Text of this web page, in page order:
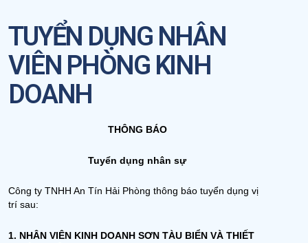
TUYỂN DỤNG NHÂN
VIÊN PHÒNG KINH
DOANH
THÔNG BÁO
Tuyển dụng nhân sự
Công ty TNHH An Tín Hải Phòng thông báo tuyển dụng vị
trí sau:
1. NHÂN VIÊN KINH DOANH SƠN TÀU BIỂN VÀ THIẾT